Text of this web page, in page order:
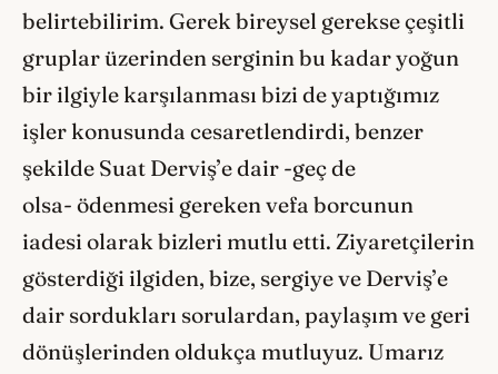
belirtebilirim. Gerek bireysel gerekse çeşitli
gruplar üzerinden serginin bu kadar yoğun
bir ilgiyle karşılanması bizi de yaptığımız
işler konusunda cesaretlendirdi, benzer
şekilde Suat Derviş’e dair -geç de
olsa- ödenmesi gereken vefa borcunun
iadesi olarak bizleri mutlu etti. Ziyaretçilerin
gösterdiği ilgiden, bize, sergiye ve Derviş’e
dair sordukları sorulardan, paylaşım ve geri
dönüşlerinden oldukça mutluyuz. Umarız